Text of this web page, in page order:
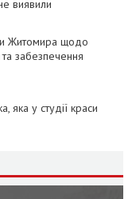
виявили
Житомира щодо
забезпечення
яка у студії краси